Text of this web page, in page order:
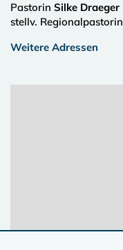
Pastorin Silke Draeger
stellv. Regionalpastorin
Weitere Adressen